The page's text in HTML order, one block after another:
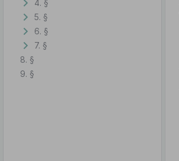
4. §
5. §
6. §
7. §
8. §
9. §